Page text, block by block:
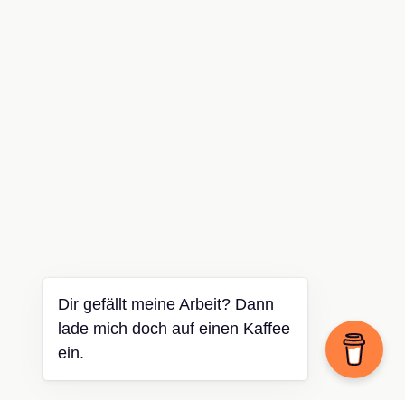
Dir gefällt meine Arbeit? Dann
lade mich doch auf einen Kaffee
ein.